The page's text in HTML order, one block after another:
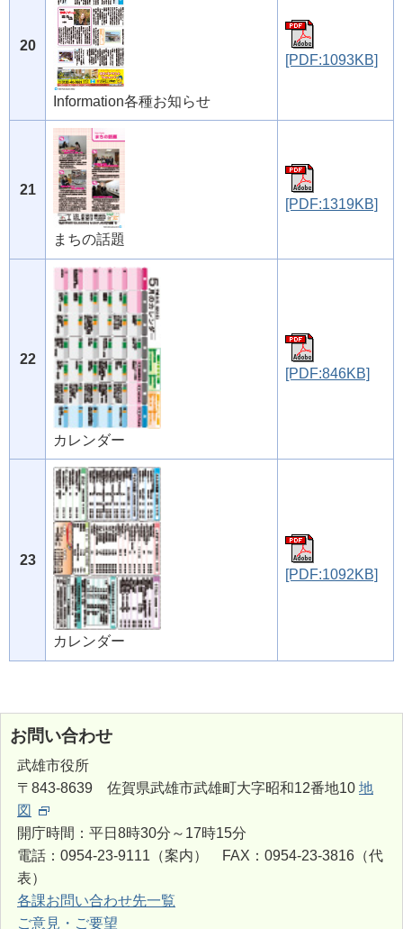
20
Information各種お知らせ
[PDF:1093KB]
21
まちの話題
[PDF:1319KB]
22
カレンダー
[PDF:846KB]
23
カレンダー
[PDF:1092KB]
お問い合わせ
武雄市役所
〒843-8639 佐賀県武雄市武雄町大字昭和12番地10 地
図
開庁時間：平日8時30分～17時15分
電話：0954-23-9111（案内） FAX：0954-23-3816（代
表）
各課お問い合わせ先一覧
ご意見・ご要望